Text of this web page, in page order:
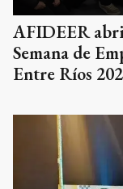
AFIDEER
Semana de
Entre Ríos